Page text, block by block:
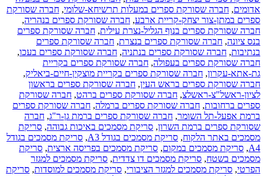
אדומים, חברה שסורקת ספרים במעלות תרשיחא-שלומי, חברה שסורקת
ספרים במתן-צור יצחק-קריית ארבע, חברה שסורקת ספרים בנהריה,
חברה שסורקת ספרים בנוף הגליל-נצרת עילית, חברה שסורקת ספרים
בנס ציונה, חברה שסורקת ספרים בנצרת, חברה שסורקת ספרים
בנתיבות, חברה שסורקת ספרים בנתניה, חברה שסורקת ספרים בעכו,
חברה שסורקת ספרים בעפולה, חברה שסורקת ספרים בקריית
גת-אתא-עקרון, חברה שסורקת ספרים בקריית מוצקין-חיים-ביאליק,
חברה שסורקת ספרים בראש העין, חברה שסורקת ספרים בראשון
לציון-ראשל"צ-ראשלצ, חברה שסורקת ספרים ברהט, חברה שסורקת
ספרים ברחובות, חברה שסורקת ספרים ברמלה, חברה שסורקת ספרים
ברמת אפעל-תל השומר, חברה שסורקת ספרים ברמת גן-ר"ג, חברה
שסורקת ספרים ברמת השרון, סריקת מסמכים באיכות גבוהה, סריקת
מסמכים באתר הלקוח, סריקת מסמכים בגודל A3 , סריקת מסמכים בגודל
A4
, סריקת מסמכים במקום, סריקת מסמכים בפריסה ארצית, סריקת
מסמכים בשטח, סריקת מסמכים דו צדדית, סריקת מסמכים למגזר
הפרטי, סריקת מסמכים למגזר הציבורי, סריקת מסמכים למוסדות, סריקת